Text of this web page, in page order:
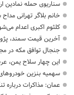
سناریوی حمله نمادین
خانم بلاگر تهرانی
کلثوم اکبری اعدام
آخرین قیمت سمند،
جنجال توافق مکه در
این چهار سلاح یمن،
سهمیه بنزین خودروهای تولید ۱۳۸۵ به قبل
عمان: مذاکرات